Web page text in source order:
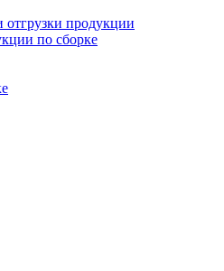
продукции
по сборке